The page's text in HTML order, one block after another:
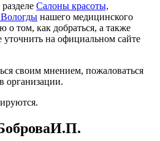
Салоны красоты,
Вологды нашего медицинского
том, как добраться, а также
на официальном сайте
своим мнением, пожаловаться
организации.